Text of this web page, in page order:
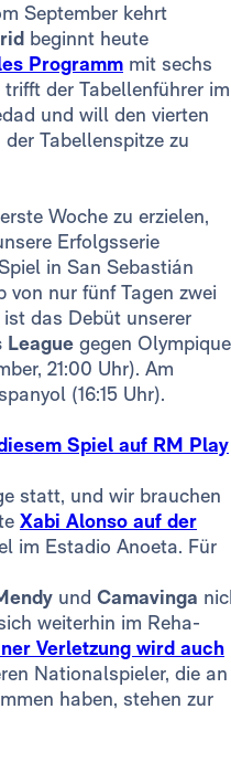
September kehrt
beginnt heute
Programm mit sechs
der Tabellenführer im
und will den vierten
Tabellenspitze zu
Woche zu erzielen,
Erfolgsserie
in San Sebastián
von nur fünf Tagen zwei
das Debüt unserer
League gegen Olympique
21:00 Uhr). Am
(16:15 Uhr).
Spiel auf RM Play
statt, und wir brauchen
Xabi Alonso auf der
im Estadio Anoeta. Für
und Camavinga
weiterhin im Reha-
Verletzung wird auch
Nationalspieler, die an
haben, stehen zur